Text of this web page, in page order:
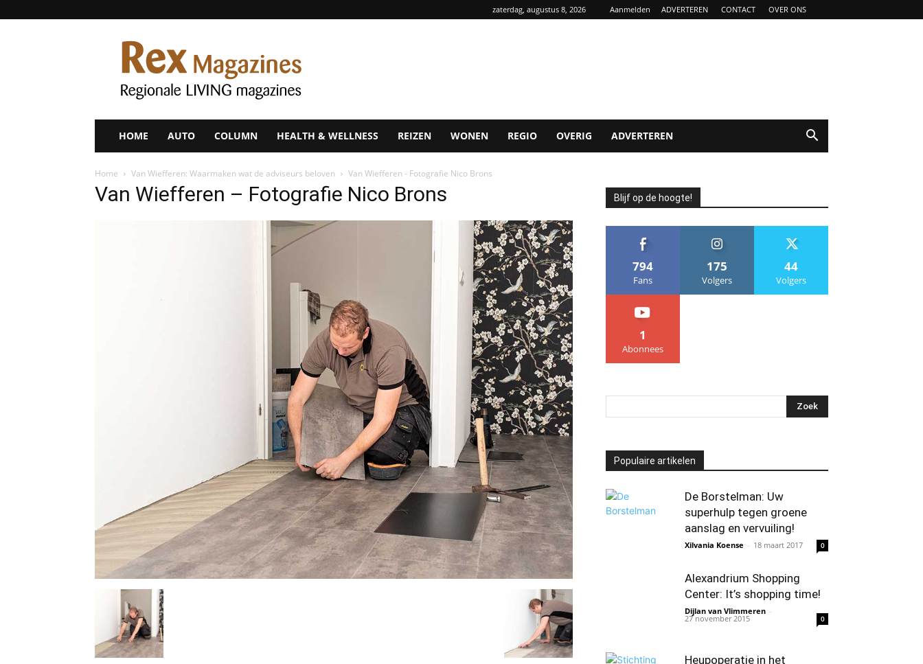
zaterdag, augustus 8, 2026 Aanmelden ADVERTEREN CONTACT OVER ONS
Rex
Magazines
HOME AUTO COLUMN HEALTH & WELLNESS REIZEN WONEN REGIO OVERIG ADVERTEREN
Home Van Wiefferen: Waarmaken wat de adviseurs beloven Van Wiefferen - Fotografie Nico Brons
Van Wiefferen – Fotografie Nico Brons Blijf op de hoogte!
794
Fans
175
Volgers
44
Volgers
1
Abonnees
Populaire artikelen
De Borstelman: Uw
superhulp tegen groene
aanslag en vervuiling!
Xilvania Koense - 18 maart 2017 0
Alexandrium Shopping
Center: It’s shopping time!
Dijlan van Vlimmeren -
27 november 2015 0
Heupoperatie in het